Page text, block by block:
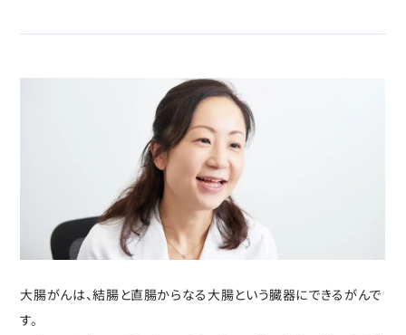
大腸がんは、結腸と直腸からなる大腸という臓器にできるがんで
す。